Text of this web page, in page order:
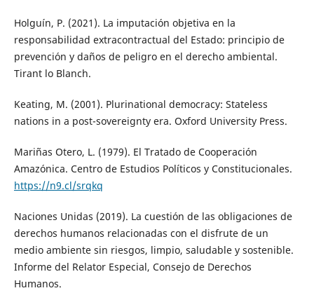
Holguín, P. (2021). La imputación objetiva en la
responsabilidad extracontractual del Estado: principio de
prevención y daños de peligro en el derecho ambiental.
Tirant lo Blanch.
Keating, M. (2001). Plurinational democracy: Stateless
nations in a post-sovereignty era. Oxford University Press.
Mariñas Otero, L. (1979). El Tratado de Cooperación
Amazónica. Centro de Estudios Políticos y Constitucionales.
https://n9.cl/srqkq
Naciones Unidas (2019). La cuestión de las obligaciones de
derechos humanos relacionadas con el disfrute de un
medio ambiente sin riesgos, limpio, saludable y sostenible.
Informe del Relator Especial, Consejo de Derechos
Humanos.